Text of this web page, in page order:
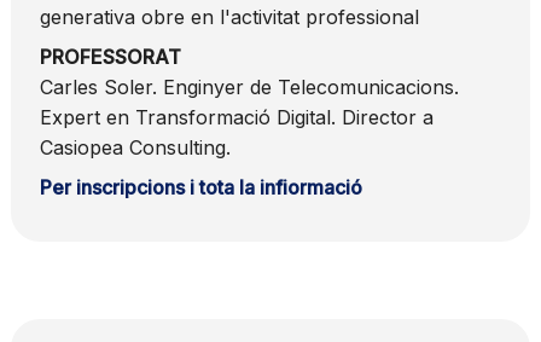
generativa obre en l'activitat professional
PROFESSORAT
Carles Soler. Enginyer de Telecomunicacions.
Expert en Transformació Digital. Director a
Casiopea Consulting.
Per inscripcions i tota la infiormació